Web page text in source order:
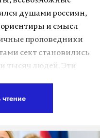
душами россиян,
и смысл
проповедники
сект становились
тысяч людей. Эти
Storm вMAX. Он